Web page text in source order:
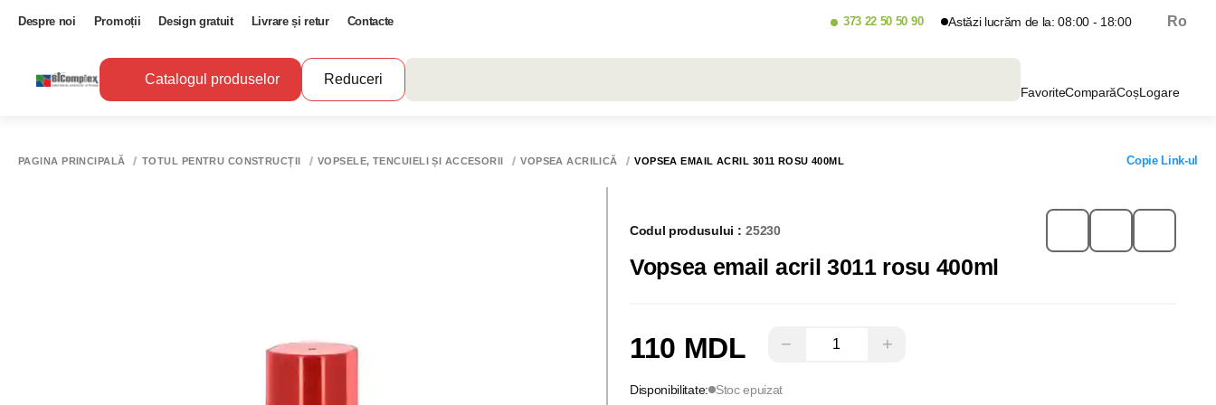
Despre noi Promoții Design gratuit Livrare și retur Contacte 373 22 50 50 90 Astăzi lucrăm de la: 08:00 - 18:00 Ro
Catalogul produselor Reduceri
FavoriteComparăCoșLogare
PAGINA PRINCIPALĂ TOTUL PENTRU CONSTRUCȚII VOPSELE, TENCUIELI ȘI ACCESORII VOPSEA ACRILICĂ VOPSEA EMAIL ACRIL 3011 ROSU 400ML Copie Link-ul
Codul produsului : 25230
Vopsea email acril 3011 rosu 400ml
110 MDL − +
Disponibilitate: Stoc epuizat